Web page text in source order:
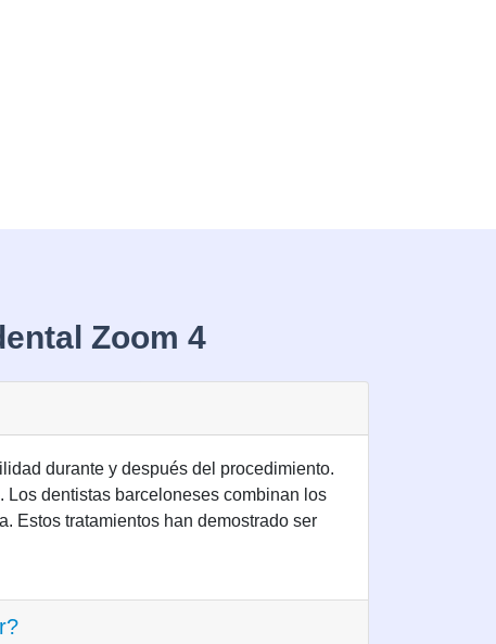
Zoom 4
durante y después del procedimiento.
dentistas barceloneses combinan los
Estos tratamientos han demostrado ser